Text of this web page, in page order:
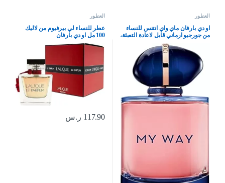
العطور
او دي بارفان ماي واي انتنس للنساء
من جورجيو ارماني قابل لاعادة التعبئة،
العطور
عطر للنساء لي بيرفيوم من لاليك
100 مل او دي بارفان
117.90 ر.س